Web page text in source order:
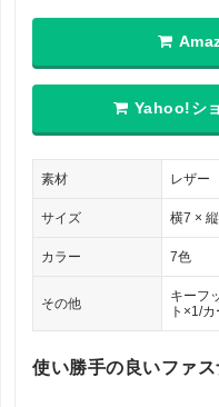
Yahoo!シ
素材 レザー
サイズ 横7 ×
カラー 7色
その他
キーフ
ト×1/
使い勝手の良いファス